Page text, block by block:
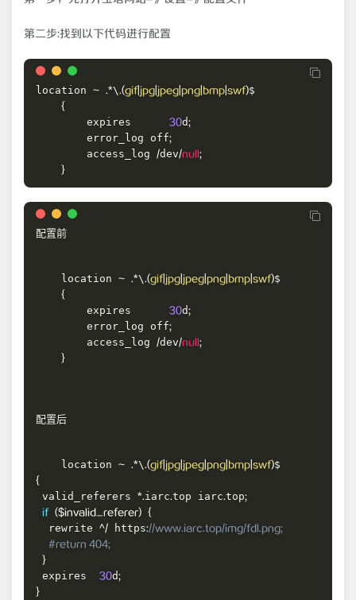
第二步:找到以下代码进行配置
location ~ .*\.(gif| jpg jpeg png bmp swf)$
{
        expires
30d;
        error_log off
;
        access_log
/dev/null;
}
配置前
    location
~ .*\.(gif| jpg jpeg png bmp swf)$
{
        expires
30d;
        error_log off
;
        access_log
/dev/null;
}
配置后
    location
~ .*\.(gif| jpg jpeg png bmp swf)
{
valid_referers *.iarc.top iarc.top;
if ($invalid_referer) {
  rewrite
^/ https://www.iarc.top/img/fdl.png;
#return 404;
}
expires 30d;
}